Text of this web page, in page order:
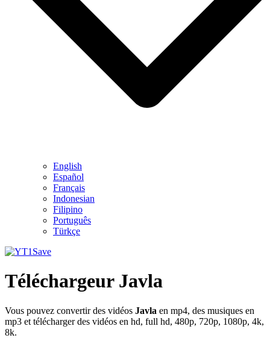
English
Español
Français
Indonesian
Filipino
Português
Türkçe
Téléchargeur Javla
Vous pouvez convertir des vidéos Javla en mp4, des musiques en
mp3 et télécharger des vidéos en hd, full hd, 480p, 720p, 1080p, 4k,
8k.